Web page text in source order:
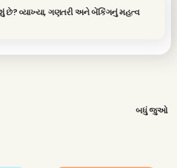
છે? વ્યાખ્યા, ગણતરી અને બેંકિંગનું મહત્વ
બધું જુઓ